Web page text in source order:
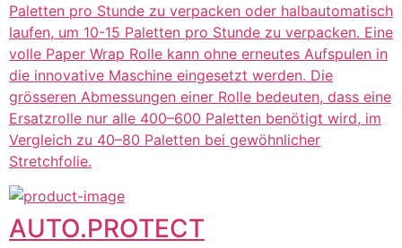
Paletten pro Stunde zu verpacken oder halbautomatisch
laufen, um 10-15 Paletten pro Stunde zu verpacken. Eine
volle Paper Wrap Rolle kann ohne erneutes Aufspulen in
die innovative Maschine eingesetzt werden. Die
grösseren Abmessungen einer Rolle bedeuten, dass eine
Ersatzrolle nur alle 400–600 Paletten benötigt wird, im
Vergleich zu 40–80 Paletten bei gewöhnlicher
Stretchfolie.
AUTO.PROTECT